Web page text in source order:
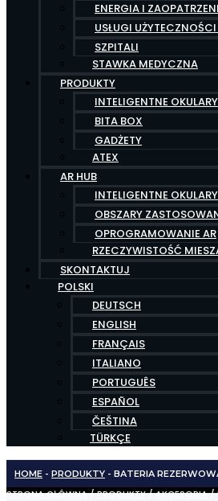
ENERGIA I
USŁUGI
SZPITALI
STAWKA MEDYCZNA
PRODUKTY
INTELIGENTNE OKULARY
BITA BOX
GADŻETY
ATEX
AR HUB
INTELIGENTNE OKULARY
OBSZARY
OPROGRAMOWANIE AR
RZECZYWISTOŚĆ
SKONTAKTUJ
POLSKI
DEUTSCH
ENGLISH
FRANÇAIS
ITALIANO
PORTUGUÊS
ESPAÑOL
ČEŠTINA
TÜRKÇE
HOME - PRODUKTY - BATERIA
STRONA GŁÓWNA/PRODUKTY/AKCESORIA/